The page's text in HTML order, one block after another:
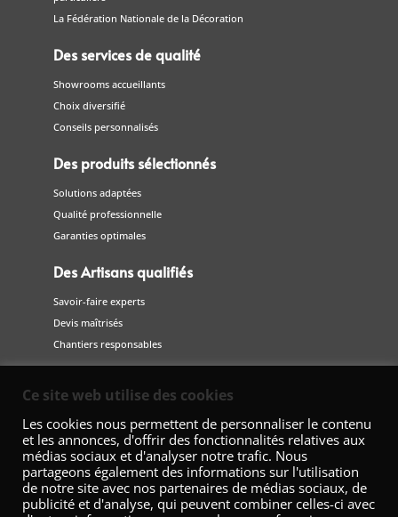
La Fédération Nationale de la Décoration
Des services de qualité
Showrooms accueillants
Choix diversifié
Conseils personnalisés
Des produits sélectionnés
Solutions adaptées
Qualité professionnelle
Garanties optimales
Des Artisans qualifiés
Savoir-faire experts
Devis maîtrisés
Chantiers responsables
Ce site web utilise des cookies
Les cookies nous permettent de personnaliser le contenu
et les annonces, d'offrir des fonctionnalités relatives aux
médias sociaux et d'analyser notre trafic. Nous
partageons également des informations sur l'utilisation
de notre site avec nos partenaires de médias sociaux, de
publicité et d'analyse, qui peuvent combiner celles-ci avec